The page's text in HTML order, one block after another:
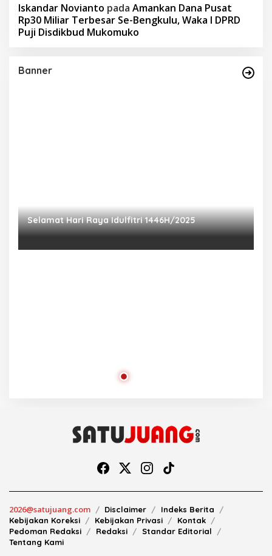
Iskandar Novianto pada Amankan Dana Pusat
Rp30 Miliar Terbesar Se-Bengkulu, Waka I DPRD
Puji Disdikbud Mukomuko
Banner
Selamat Hari Raya Idulfitri 1446H/2025
2026@satujuang.com Disclaimer
Indeks Berita
Kebijakan Koreksi
Kebijakan Privasi
Kontak
Pedoman Redaksi
Redaksi
Standar Editorial
Tentang Kami